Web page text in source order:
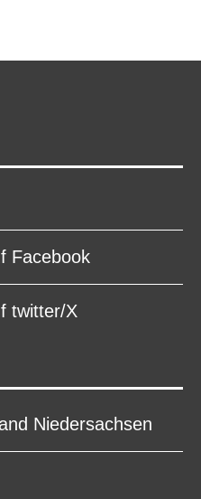
Facebook
twitter/X
Niedersachsen